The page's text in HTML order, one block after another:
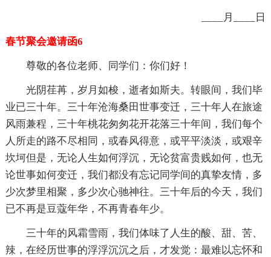
____月____日
春节聚会邀请函6
尊敬的各位老师、同学们：你们好！
光阴荏苒，岁月如梭，逝者如斯夫。转眼间，我们毕
业已三十年。三十年沧海桑田世事变迁，三十年人在旅途
风雨兼程，三十年桃花匆匆花开花落三十年间，我们每个
人所走的路不尽相同，或春风得意，或平平淡淡，或艰辛
坎坷但是，无论人生如何浮沉，无论贫富贵贱如何，也无
论世事如何变迁，我们都没有忘记同学间的真挚友情，多
少次梦里相聚，多少次心驰神往。三十年后的今天，我们
已不再是豆蔻年华，不再青春年少。
三十年的风霜雪雨，我们体味了人生的酸、甜、苦、
辣，在经历世事的浮浮沉沉之后，才发觉：最难以忘怀和